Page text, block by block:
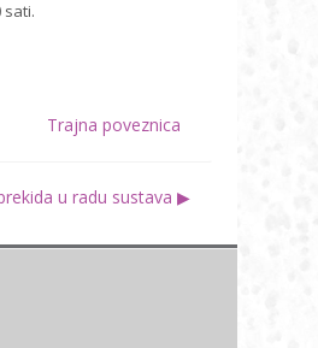
sati.
Trajna poveznica
u radu sustava ▶︎